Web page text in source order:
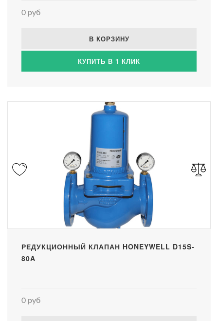
0 руб
В КОРЗИНУ
КУПИТЬ В 1 КЛИК
РЕДУКЦИОННЫЙ КЛАПАН HONEYWELL D15S-
80A
0 руб